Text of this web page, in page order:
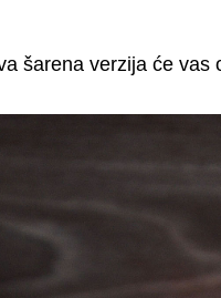
šarena verzija će vas